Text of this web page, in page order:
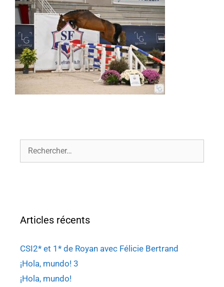
Articles récents
CSI2* et 1* de Royan avec Félicie Bertrand
¡Hola, mundo! 3
¡Hola, mundo!